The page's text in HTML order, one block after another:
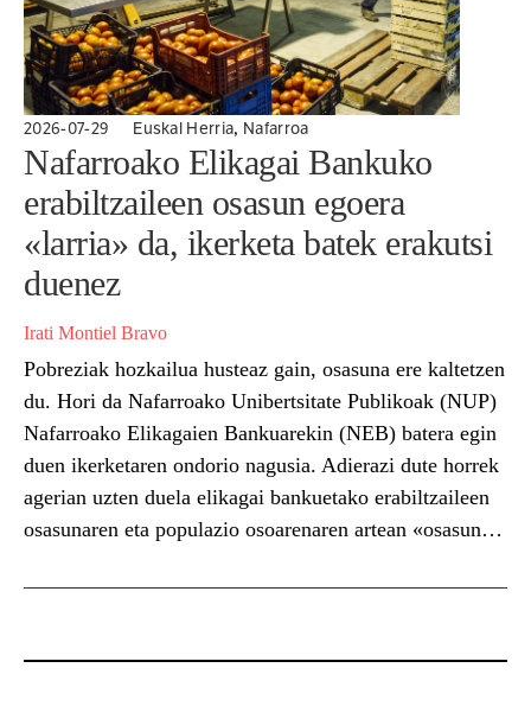
2026-07-29 Euskal Herria, Nafarroa
Nafarroako Elikagai Bankuko
erabiltzaileen osasun egoera
«larria» da, ikerketa batek erakutsi
duenez
Irati Montiel Bravo
Pobreziak hozkailua husteaz gain, osasuna ere kaltetzen
du. Hori da Nafarroako Unibertsitate Publikoak (NUP)
Nafarroako Elikagaien Bankuarekin (NEB) batera egin
duen ikerketaren ondorio nagusia. Adierazi dute horrek
agerian uzten duela elikagai bankuetako erabiltzaileen
osasunaren eta populazio osoarenaren artean «osasun
Bankuko 350 erabiltzaile elkarrizketatu dituzte ikerketa